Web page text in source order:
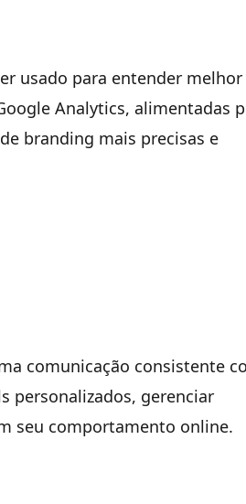
usado para entender
Analytics, alimentadas
branding mais precisas e
comunicação consistente
personalizados, gerenciar
seu comportamento online.